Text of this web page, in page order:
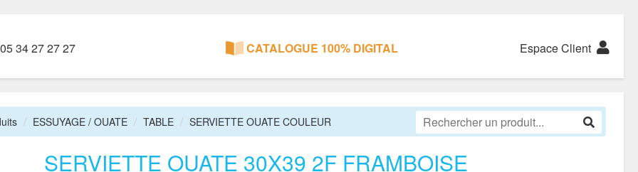
34 27 27 27 CATALOGUE 100% DIGITAL Espace Client
ESSUYAGE / OUATE TABLE SERVIETTE OUATE COULEUR
SERVIETTE OUATE 30X39 2F FRAMBOISE